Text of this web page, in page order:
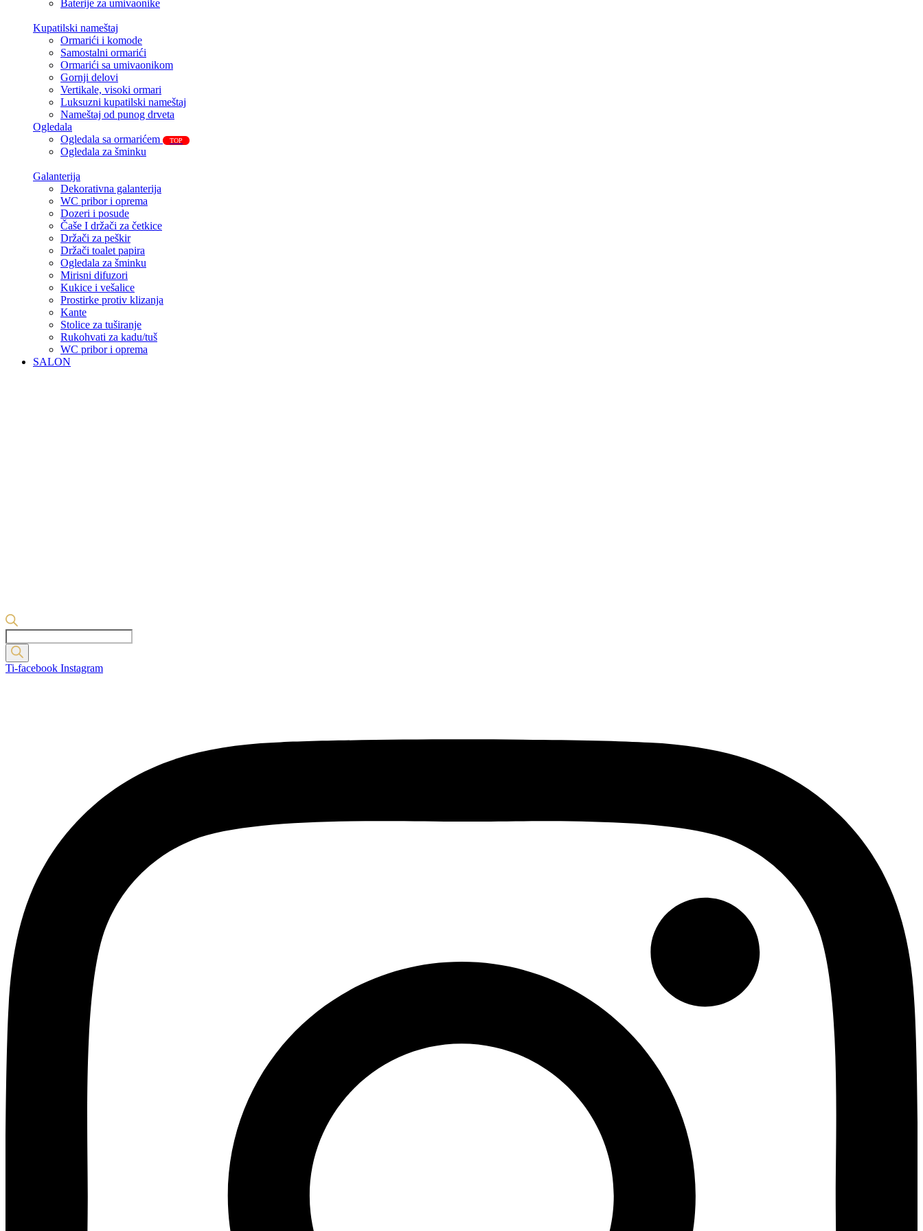
Baterije za umivaonike
Kupatilski nameštaj
Ormarići i komode
Samostalni ormarići
Ormarići sa umivaonikom
Gornji delovi
Vertikale, visoki ormari
Luksuzni kupatilski nameštaj
Nameštaj od punog drveta
Ogledala
Ogledala sa ormarićem
TOP
Ogledala za šminku
Galanterija
Dekorativna galanterija
WC pribor i oprema
Dozeri i posude
Čaše I držači za četkice
Držači za peškir
Držači toalet papira
Ogledala za šminku
Mirisni difuzori
Kukice i vešalice
Prostirke protiv klizanja
Kante
Stolice za tuširanje
Rukohvati za kadu/tuš
WC pribor i oprema
SALON
Products
search
Ti-facebook Instagram